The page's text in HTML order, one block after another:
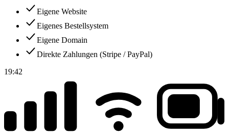
Eigene Website
Eigenes Bestellsystem
Eigene Domain
Direkte Zahlungen (Stripe / PayPal)
19:42